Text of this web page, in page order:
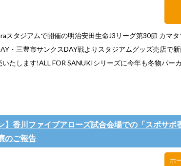
スタジアムで開催の明治安田生命J3リーグ第30節 カマ
・三豊市サンクスDAY戦よりスタジアムグッズ売店で
たします!ALL FOR SANUKIシリーズに今年も冬物パー
】香川ファイブアローズ試合会場での「スポサポ
のご報告
ホ